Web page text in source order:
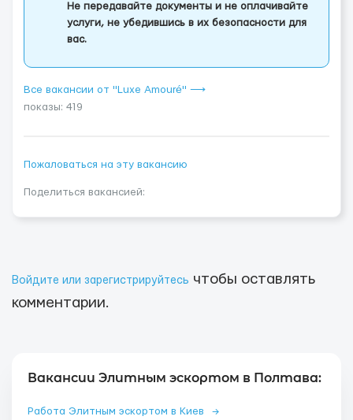
Не передавайте документы и не оплачивайте
услуги, не убедившись в их безопасности для
вас.
Все вакансии от "Luxe Amouré" ⟶
показы: 419
Пожаловаться на эту вакансию
Поделиться вакансией:
Войдите или зарегистрируйтесь чтобы оставлять
комментарии.
Вакансии Элитным эскортом в Полтава:
Работа Элитным эскортом в Киев →